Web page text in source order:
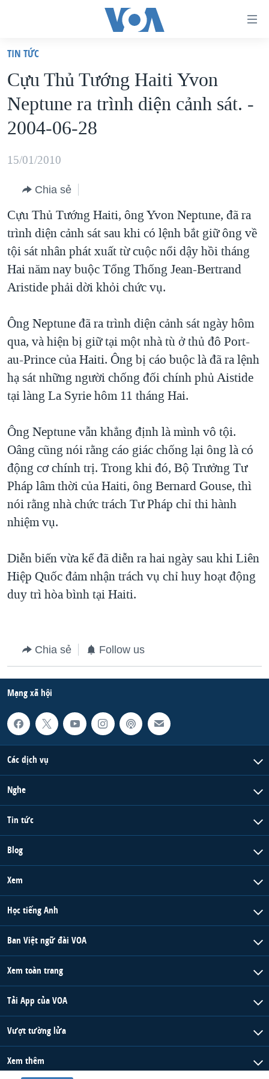
truy
cập
Tới
nội
chính
hướng
chính
Đi
tới
"Tìm"
VIỆT NAM
HOA KỲ
BIỂN ĐÔNG
THẾ GIỚI
DIỄN ĐÀN
MỤC
TỰ DO BÁO CHÍ
VẠCH TRẦN TIN GIẢ
NGƯỜI VIỆT HẢI NGOẠI
KINH TẾ
KHOA HỌC
VĂN HOÁ
GIÁO DỤC
CHUYÊN ĐỀ
CHIẾN TRANH THƯƠNG MẠI CỦA MỸ: QUÁ KHỨ VÀ HIỆN
TẠI
HÀNH TRÌNH BẦU CỬ 2024
GIẢI MÃ VÀNH ĐAI & CON ĐƯỜNG
NGÀY TỊ NẠN THẾ GIỚI
TRỊNH VĨNH BÌNH - NGƯỜI HẠ 'BÊN THẮNG CUỘC'
GROUND ZERO – XƯA VÀ NAY
CHI PHÍ CHIẾN TRANH AFGHANISTAN
CÁC GIÁ TRỊ CỘNG HÒA Ở VIỆT NAM
THƯỢNG ĐỈNH TRUMP-KIM TẠI VIỆT NAM
TRỊNH VĨNH BÌNH VS. CHÍNH PHỦ VIỆT NAM
NGƯ DÂN VIỆT VÀ LÀN SÓNG TRỘM HẢI SÂM
QUAN HỆ VIỆT MỸ
HỌC TIẾNG ANH
VIDEO
MẠNG XÃ HỘI
Ngôn ngữ khác
TIN TỨC
Cựu Thủ Tướng Haiti Yvon
Neptune ra trình diện cảnh sát. -
2004-06-28
15/01/2010
Chia sẻ
Cựu Thủ Tướng Haiti, ông Yvon Neptune, đã ra
trình diện cảnh sát sau khi có lệnh bắt giữ ông về
tội sát nhân phát xuất từ cuộc nổi dậy hồi tháng
Hai năm nay buộc Tổng Thống Jean-Bertrand
Aristide phải dời khỏi chức vụ.
Ông Neptune đã ra trình diện cảnh sát ngày hôm
qua, và hiện bị giữ tại một nhà tù ở thủ đô Port-
au-Prince của Haiti. Ông bị cáo buộc là đã ra lệnh
hạ sát những người chống đối chính phủ Aistide
tại làng La Syrie hôm 11 tháng Hai.
Ông Neptune vẫn khẳng định là mình vô tội.
Oâng cũng nói rằng cáo giác chống lại ông là có
động cơ chính trị. Trong khi đó, Bộ Trưởng Tư
Pháp lâm thời của Haiti, ông Bernard Gouse, thì
nói rằng nhà chức trách Tư Pháp chỉ thi hành
nhiệm vụ.
Diễn biến vừa kể đã diễn ra hai ngày sau khi Liên
Hiệp Quốc đảm nhận trách vụ chỉ huy hoạt động
duy trì hòa bình tại Haiti.
Chia sẻ Follow us
Mạng xã hội
Các dịch vụ
Nghe
Tin tức
Blog
Xem
Học tiếng Anh
Ban Việt ngữ đài VOA
Xem toàn trang
Tải App của VOA
Vượt tường lửa
Xem thêm